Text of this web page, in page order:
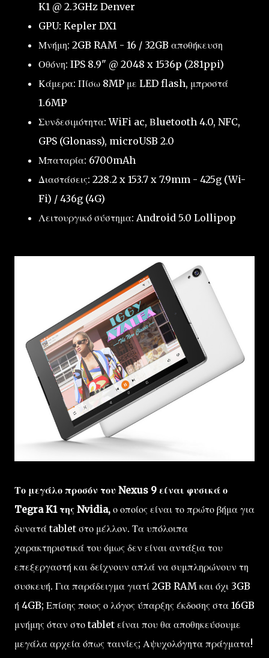
K1 @ 2.3GHz Denver
GPU: Kepler DX1
Μνήμη: 2GB RAM - 16 / 32GB αποθήκευση
Οθόνη: IPS 8.9" @ 2048 x 1536p (281ppi)
Κάμερα: Πίσω 8MP με LED flash, μπροστά
1.6MP
Συνδεσιμότητα: WiFi ac, Βluetooth 4.0, NFC,
GPS (Glonass), microUSB 2.0
Μπαταρία: 6700mAh
Διαστάσεις: 228.2 x 153.7 x 7.9mm - 425g (Wi-
Fi) / 436g (4G)
Λειτουργικό σύστημα: Android 5.0 Lollipop
Το μεγάλο προσόν του Nexus 9 είναι φυσικά ο
Tegra K1 της Nvidia, ο οποίος είναι το πρώτο βήμα για
δυνατά tablet στο μέλλον. Τα υπόλοιπα
χαρακτηριστικά του όμως δεν είναι αντάξια του
επεξεργαστή και δείχνουν απλά να συμπληρώνουν τη
συσκευή. Για παράδειγμα γιατί 2GB RAM και όχι 3GB
ή 4GB; Επίσης ποιος ο λόγος ύπαρξης έκδοσης στα 16GB
μνήμης όταν στο tablet είναι που θα αποθηκεύσουμε
μεγάλα αρχεία όπως ταινίες; Αψυχολόγητα πράγματα!